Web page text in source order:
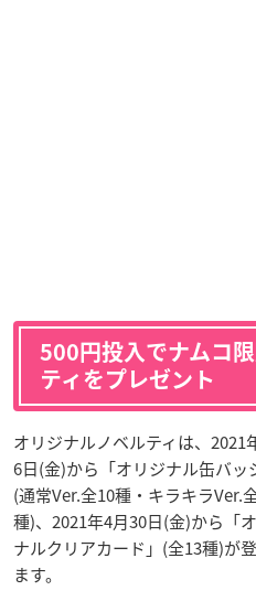
500円投入でナムコ
ティをプレゼント
オリジナルノベルティは、2021
6日(金)から「オリジナル缶バッ
(通常Ver.全10種・キラキラVer.
種)、2021年4月30日(金)から「
ナルクリアカード」(全13種)が
ます。